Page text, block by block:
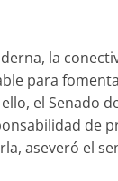
la
para
el Senado
de
aseveró el